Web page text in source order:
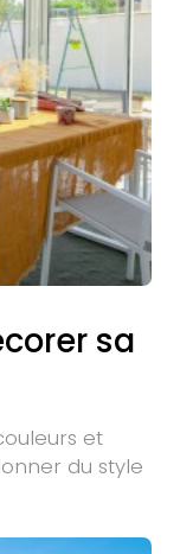
sa
et
du style